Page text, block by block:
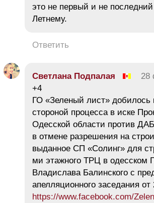
это не первый и не
Летнему.
Ответить
Светлана Подпалая
28
+4
ГО «Зеленый лист» добилось
стороной процесса в иске
Одесской области против
в отмене разрешения на
выданное СП «Солинг» для
ми этажного ТРЦ в одесском
Владислава Балинского с
апелляционного заседания
https://www.facebook.com/